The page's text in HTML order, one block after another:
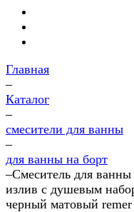
Главная
–
Каталог
–
смесители для ванны
–
для ванны на борт
–Смеситель для
излив с душевым
черный матовый remer